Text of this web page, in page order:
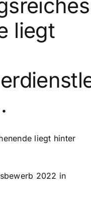
liegt
liegt hinter
2022 in